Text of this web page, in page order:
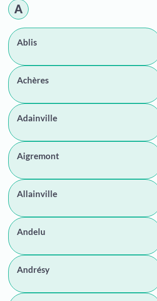
A
Ablis
Achères
Adainville
Aigremont
Allainville
Andelu
Andrésy